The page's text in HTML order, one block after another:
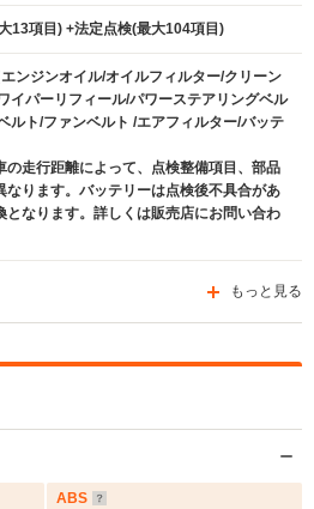
13項目) +法定点検(最大104項目)
ンジンオイル/オイルフィルター/クリーン
イパーリフィール/パワーステアリングベル
ルト/ファンベルト /エアフィルター/バッテ
走行距離によって、点検整備項目、部品
なります。バッテリーは点検後不具合があ
となります。詳しくは販売店にお問い合わ
もっと見る
ABS